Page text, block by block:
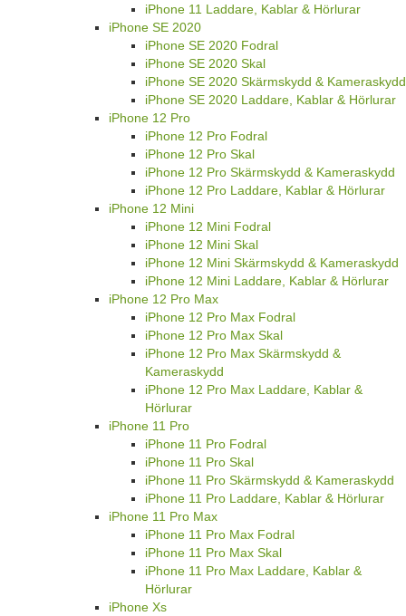
iPhone 11 Laddare, Kablar & Hörlurar
iPhone SE 2020
iPhone SE 2020 Fodral
iPhone SE 2020 Skal
iPhone SE 2020 Skärmskydd & Kameraskydd
iPhone SE 2020 Laddare, Kablar & Hörlurar
iPhone 12 Pro
iPhone 12 Pro Fodral
iPhone 12 Pro Skal
iPhone 12 Pro Skärmskydd & Kameraskydd
iPhone 12 Pro Laddare, Kablar & Hörlurar
iPhone 12 Mini
iPhone 12 Mini Fodral
iPhone 12 Mini Skal
iPhone 12 Mini Skärmskydd & Kameraskydd
iPhone 12 Mini Laddare, Kablar & Hörlurar
iPhone 12 Pro Max
iPhone 12 Pro Max Fodral
iPhone 12 Pro Max Skal
iPhone 12 Pro Max Skärmskydd &
Kameraskydd
iPhone 12 Pro Max Laddare, Kablar &
Hörlurar
iPhone 11 Pro
iPhone 11 Pro Fodral
iPhone 11 Pro Skal
iPhone 11 Pro Skärmskydd & Kameraskydd
iPhone 11 Pro Laddare, Kablar & Hörlurar
iPhone 11 Pro Max
iPhone 11 Pro Max Fodral
iPhone 11 Pro Max Skal
iPhone 11 Pro Max Laddare, Kablar &
Hörlurar
iPhone Xs